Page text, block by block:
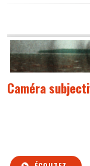
Caméra